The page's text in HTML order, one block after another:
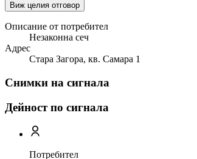
Виж целия отговор
Описание от потребител
Незаконна сеч
Адрес
Стара Загора, кв. Самара 1
Снимки на сигнала
Дейност по сигнала
Потребител